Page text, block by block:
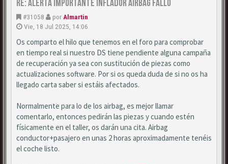
Re: Alerta importante inflador airbag fallo
#31058 por Almartin
Vie, 18 Jul 2025, 14:06
Os comparto el hilo que tenemos en el foro para comprobar
en tiempo real si nuestro DS tiene pendiente alguna campaña
de recuperación ya sea con sustitución de piezas como
actualizaciones software. Por si os queda duda de si no os ha
llegado carta saber si estáis afectados.
Normalmente para lo de los airbag, es mejor llamar
comentarlo, entonces pedirán las piezas y cuando estén
físicamente en el taller, os darán una cita. Airbag
conductor+pasajero en unas 2 horas aproximadamente tenéis
el coche listo.